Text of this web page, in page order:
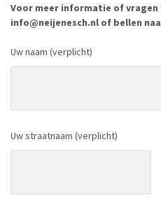
Voor meer informatie of vragen
info@neijenesch.nl of bellen
Uw naam (verplicht)
Uw straatnaam (verplicht)